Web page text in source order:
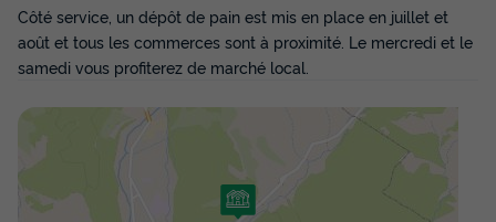
MOBILHOME 8 personnes - CONFORT 3 chambres
du07/10/2026au 14/10/2026
Meilleur prix pour 7 nuits
1 048 €
Voir les disponibilités
Côté service, un dépôt de pain est mis en place en juillet et
août et tous les commerces sont à proximité. Le mercredi et le
samedi vous profiterez de marché local.